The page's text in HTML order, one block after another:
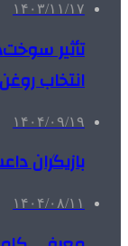
۱۴۰۳/۱۱/۱۷
انتخاب
۱۴۰۴/۰۹/۱۹
بازیگران
۱۴۰۴/۰۸/۱۱